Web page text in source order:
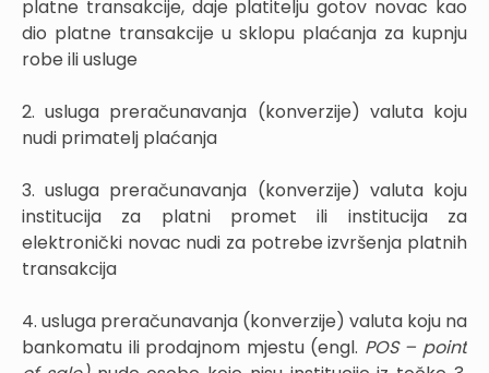
platne transakcije, daje platitelju gotov novac kao
dio platne transakcije u sklopu plaćanja za kupnju
robe ili usluge
2. usluga preračunavanja (konverzije) valuta koju
nudi primatelj plaćanja
3. usluga preračunavanja (konverzije) valuta koju
institucija za platni promet ili institucija za
elektronički novac nudi za potrebe izvršenja platnih
transakcija
4. usluga preračunavanja (konverzije) valuta koju na
bankomatu ili prodajnom mjestu (engl. POS – point